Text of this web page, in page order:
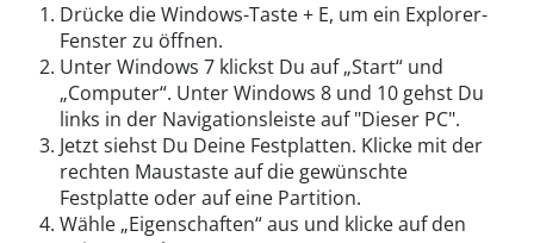
Drücke die Windows-Taste + E, um ein Explorer-
Fenster zu öffnen.
Unter Windows 7 klickst Du auf „Start“ und
„Computer“. Unter Windows 8 und 10 gehst Du
links in der Navigationsleiste auf "Dieser PC".
Jetzt siehst Du Deine Festplatten. Klicke mit der
rechten Maustaste auf die gewünschte
Festplatte oder auf eine Partition.
Wähle „Eigenschaften“ aus und klicke auf den